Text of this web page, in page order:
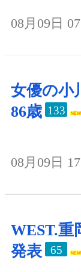
08月09日
女優の小
86歳 133
08月09日
WEST.重
発表
65